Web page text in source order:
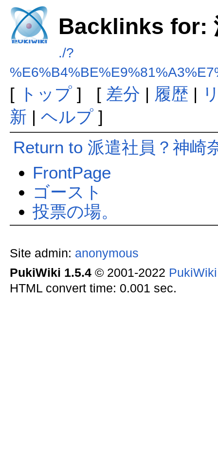
Backlinks for:
./?
[ トップ] [ 差分 | 履歴 |
新 | ヘルプ]
Return to 派遣社員？神崎
FrontPage
ゴースト
投票の場。
Site admin: anonymous
PukiWiki 1.5.4© 2001-2022
HTML convert time: 0.001 sec.